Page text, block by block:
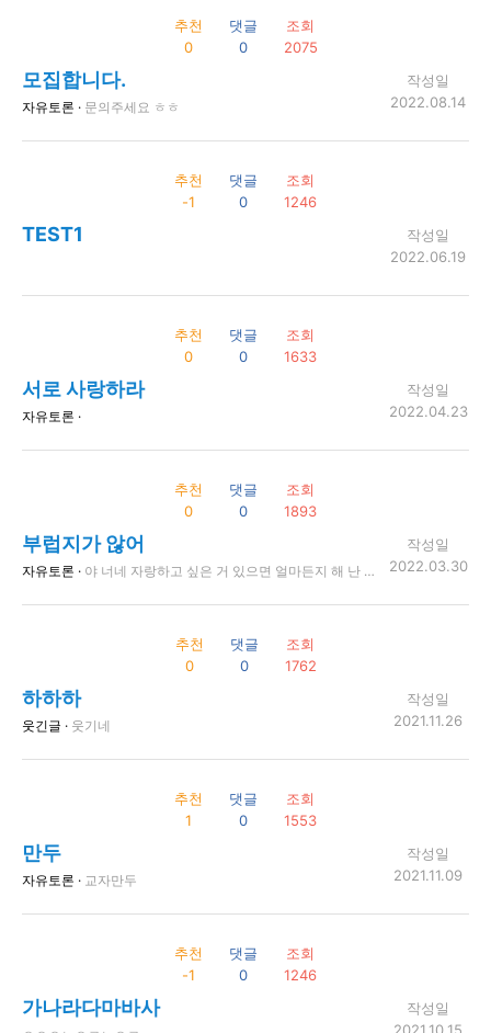
추천
0
댓글
0
조회
2075
모집합니다.
자유토론 · 문의주세요 ㅎㅎ
작성일
2022.08.14
추천
-1
댓글
0
조회
1246
TEST1
작성일
2022.06.19
추천
0
댓글
0
조회
1633
서로 사랑하라
자유토론 ·
작성일
2022.04.23
추천
0
댓글
0
조회
1893
부럽지가 않어
자유토론 · 야 너네 자랑하고 싶은 거 있으면 얼마든지 해 난 괜찮어 왜냐면 나는 부럽지가 않어 한 개도 부럽지가 않어
작성일
2022.03.30
추천
0
댓글
0
조회
1762
하하하
웃긴글 · 웃기네
작성일
2021.11.26
추천
1
댓글
0
조회
1553
만두
자유토론 · 교자만두
작성일
2021.11.09
추천
-1
댓글
0
조회
1246
가나라다마바사
작성일
2021.10.15